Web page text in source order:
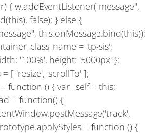
{ w.addEventListener("message",
false); } else {
this.onMessage.bind(this));
= 'tp-sis';
'100%', height: '5000px' };
[ 'resize', 'scrollTo' ];
function () { var _self = this;
= function() {
= function () {